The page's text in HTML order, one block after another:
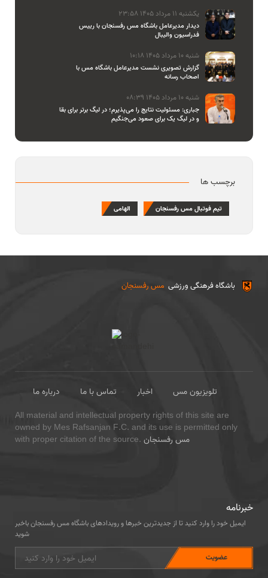
یکشنبه 11 مرداد 1405 23:58
دیدار مدیرعامل باشگاه مس رفسنجان با رییس
فدراسیون والیبال
شنبه 10 مرداد 1405 10:18
گزارش تصویری نشست مدیرعامل باشگاه مس با
اصحاب رسانه
شنبه 10 مرداد 1405 08:39
جباری: مسئولیت نتایج را می‌پذیرم؛ در لیگ برتر برای بقا
و در لیگ یک برای صعود می‌جنگیم
برچسب ها
تیم فوتبال مس رفسنجان الهامی
مس رفسنجان باشگاه فرهنگی ورزشی
درباره ما تماس با ما اخبار
تلویزیون مس
All material and intellectual property rights of this site are
owned by Mes Rafsanjan F.C. and its use is permitted only
with proper citation of the source. مس رفسنجان
خبرنامه
ایمیل خود را وارد کنید تا از جدیدترین خبرها و رویدادهای باشگاه مس رفسنجان باخبر
شوید